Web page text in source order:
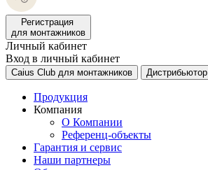
Регистрация
для монтажников
Личный кабинет
Вход в личный кабинет
Caius Club для монтажников Дистрибьютор
Продукция
Компания
О Компании
Референц-объекты
Гарантия и сервис
Наши партнеры